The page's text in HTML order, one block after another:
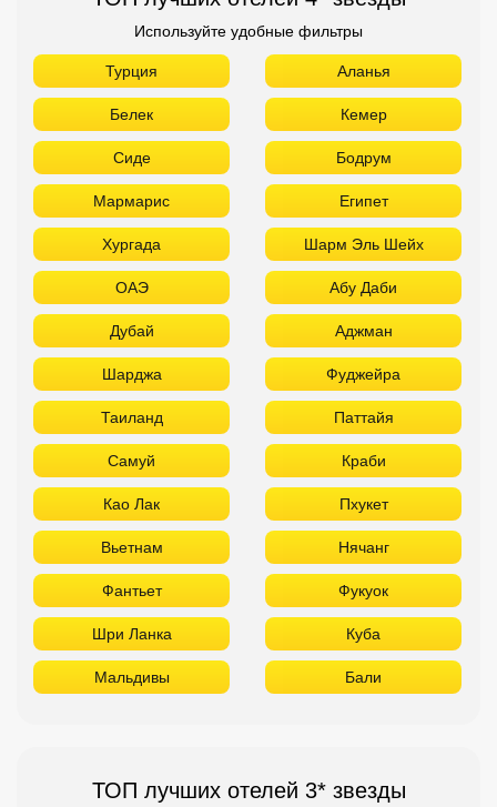
Используйте удобные фильтры
Турция Аланья
Белек Кемер
Сиде Бодрум
Мармарис Египет
Хургада Шарм Эль Шейх
ОАЭ Абу Даби
Дубай Аджман
Шарджа Фуджейра
Таиланд Паттайя
Самуй Краби
Као Лак Пхукет
Вьетнам Нячанг
Фантьет Фукуок
Шри Ланка Куба
Мальдивы Бали
ТОП лучших отелей 3* звезды